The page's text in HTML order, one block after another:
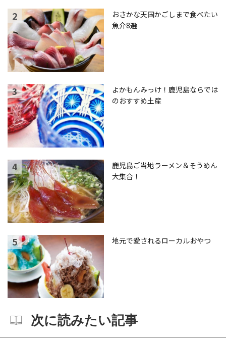
おさかな天国かごしまで食べたい
魚介8選
よかもんみっけ！鹿児島ならでは
のおすすめ土産
鹿児島ご当地ラーメン＆そうめん
大集合！
地元で愛されるローカルおやつ
次に読みたい記事